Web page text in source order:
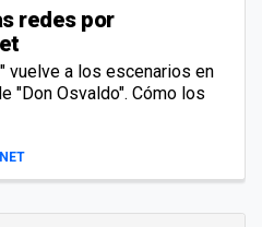
redes por
vuelve a los escenarios en
"Don Osvaldo". Cómo los